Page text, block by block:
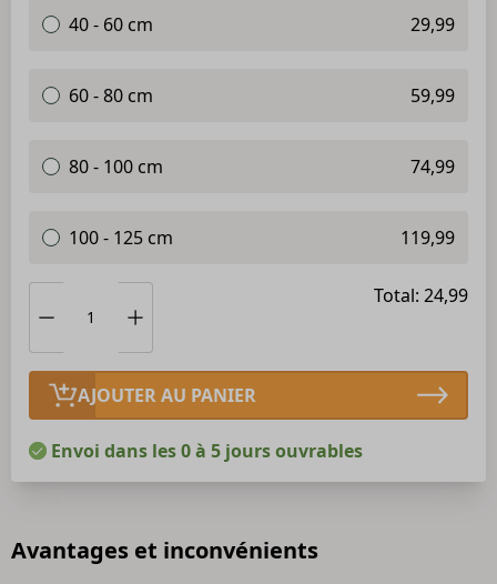
40 - 60 cm 29,99
60 - 80 cm 59,99
80 - 100 cm 74,99
100 - 125 cm 119,99
AJOUTER AU PANIER
Total: 24,99
Envoi dans les 0 à 5 jours ouvrables
Avantages et inconvénients